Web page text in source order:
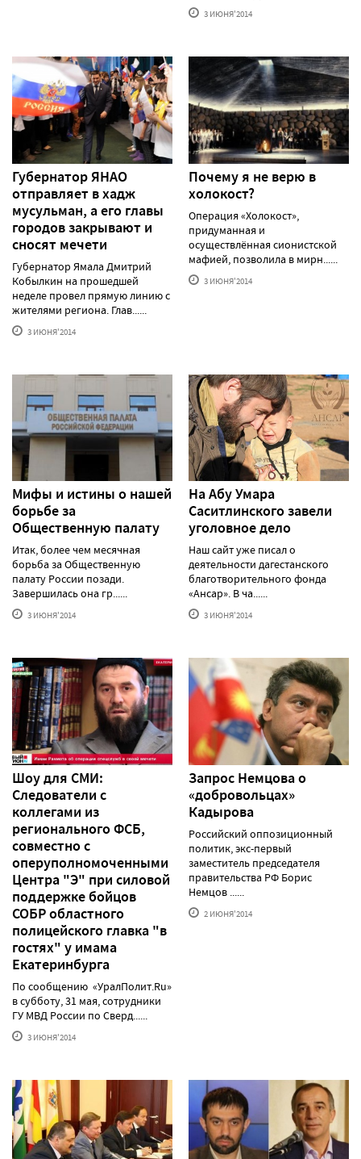
3 ИЮНЯ'2014
Губернатор ЯНАО
отправляет в хадж
мусульман, а его главы
городов закрывают и
сносят мечети
Губернатор Ямала Дмитрий
Кобылкин на прошедшей
неделе провел прямую линию с
жителями региона. Глав......
3 ИЮНЯ'2014
Почему я не верю в
холокост?
Операция «Холокост»,
придуманная и
осуществлённая сионистской
мафией, позволила в мирн......
3 ИЮНЯ'2014
Мифы и истины о нашей
борьбе за
Общественную палату
Итак, более чем месячная
борьба за Общественную
палату России позади.
Завершилась она гр......
3 ИЮНЯ'2014
На Абу Умара
Саситлинского завели
уголовное дело
Наш сайт уже писал о
деятельности дагестанского
благотворительного фонда
«Ансар». В ча......
3 ИЮНЯ'2014
Шоу для СМИ:
Следователи с
коллегами из
регионального ФСБ,
совместно с
оперуполномоченными
Центра "Э" при силовой
поддержке бойцов
СОБР областного
полицейского главка "в
гостях" у имама
Екатеринбурга
По сообщению «УралПолит.Ru»
в субботу, 31 мая, сотрудники
ГУ МВД России по Сверд......
3 ИЮНЯ'2014
Запрос Немцова о
«добровольцах»
Кадырова
Российский оппозиционный
политик, экс-первый
заместитель председателя
правительства РФ Борис
Немцов ......
2 ИЮНЯ'2014